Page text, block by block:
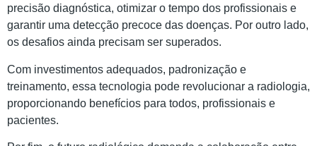
precisão diagnóstica, otimizar o tempo dos profissionais e
garantir uma detecção precoce das doenças. Por outro lado,
os desafios ainda precisam ser superados.
Com investimentos adequados, padronização e
treinamento, essa tecnologia pode revolucionar a radiologia,
proporcionando benefícios para todos, profissionais e
pacientes.